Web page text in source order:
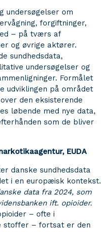
undersøgelser om
forgiftninger,
– på tværs af
og øvrige aktører.
sundhedsdata,
undersøgelser og
Formålet
udviklingen på området
den eksisterende
løbende med nye data,
som de bliver
EUDA
danske sundhedsdata
i en europæisk kontekst.
data fra 2024, som
ift. opioider.
– ofte i
stoffer – fortsat er den